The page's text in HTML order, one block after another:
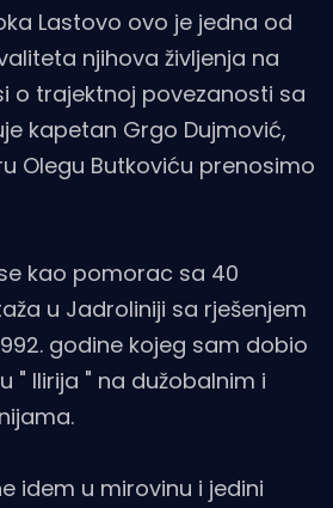
Lastovo ovo je jedna od
njihova življenja na
o trajektnoj povezanosti sa
kapetan Grgo Dujmović,
Olegu Butkoviću prenosimo
kao pomorac sa 40
u Jadroliniji sa rješenjem
godine kojeg sam dobio
" Ilirija " na dužobalnim i
idem u mirovinu i jedini